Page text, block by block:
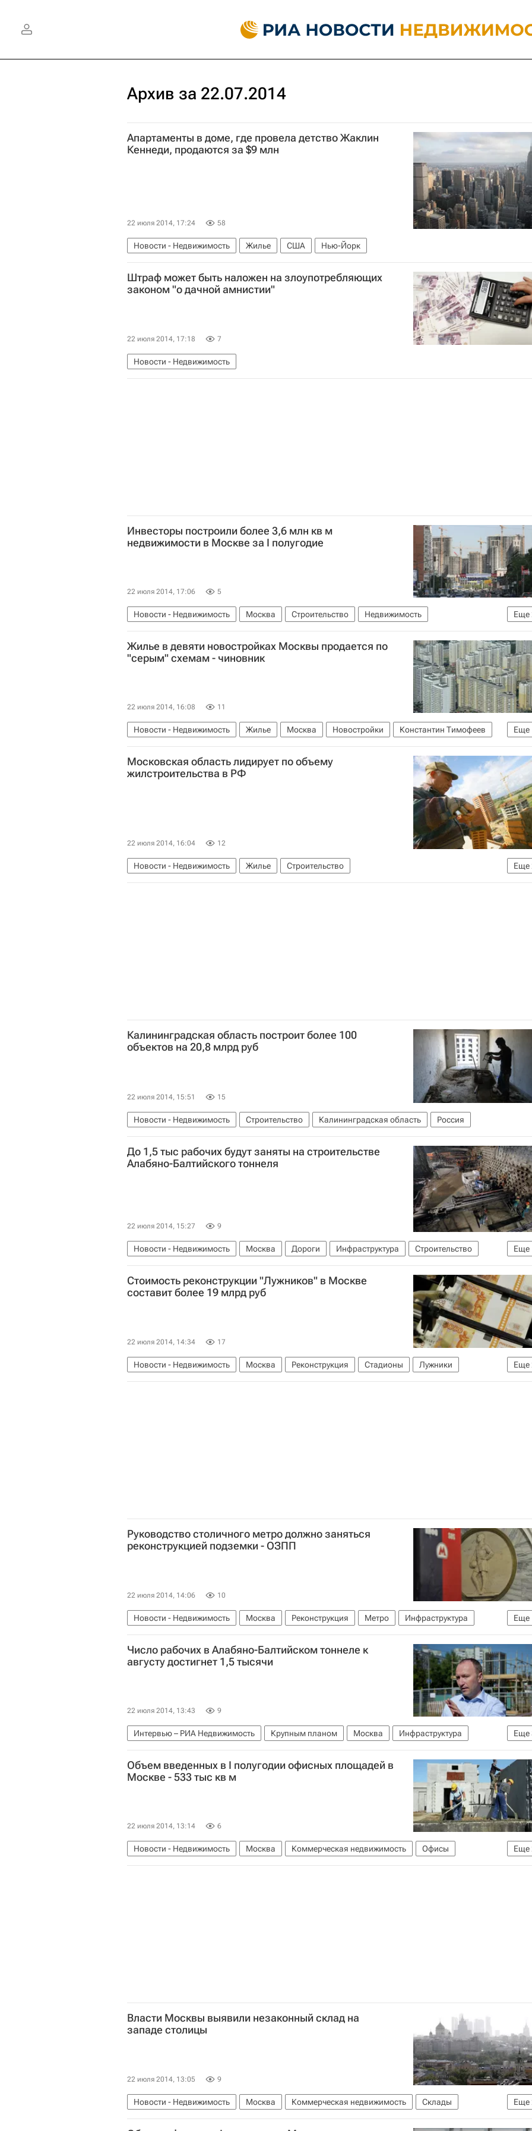
Архив за 22.07.2014
Апартаменты в доме, где провела детство Жаклин
Кеннеди, продаются за $9 млн
22 июля 2014, 17:24 58
Новости - Недвижимость Жилье США Нью-Йорк
Штраф может быть наложен на злоупотребляющих
законом "о дачной амнистии"
22 июля 2014, 17:18 7
Новости - Недвижимость
Инвесторы построили более 3,6 млн кв м
недвижимости в Москве за I полугодие
22 июля 2014, 17:06 5
Еще
Новости - Недвижимость Москва Строительство
Недвижимость
Константин Тимофеев
Россия
Жилье в девяти новостройках Москвы продается по
"серым" схемам - чиновник
22 июля 2014, 16:08 11
Еще
Новости - Недвижимость Жилье Москва Новостройки
Константин Тимофеев
Россия
Московская область лидирует по объему
жилстроительства в РФ
22 июля 2014, 16:04 12
Еще
Новости - Недвижимость Жилье
Строительство
Московская область (Подмосковье)
Россия
Калининградская область построит более 100
объектов на 20,8 млрд руб
22 июля 2014, 15:51 15
Новости - Недвижимость Строительство Калининградская область Россия
До 1,5 тыс рабочих будут заняты на строительстве
Алабяно-Балтийского тоннеля
22 июля 2014, 15:27 9
Еще
Новости - Недвижимость Москва Дороги Инфраструктура
Строительство
Россия
Стоимость реконструкции "Лужников" в Москве
составит более 19 млрд руб
22 июля 2014, 14:34 17
Еще
Новости - Недвижимость Москва Реконструкция Стадионы
Лужники
Реконструкция "Лужников"
Россия
Руководство столичного метро должно заняться
реконструкцией подземки - ОЗПП
22 июля 2014, 14:06 10
Еще
Новости - Недвижимость Москва Реконструкция Метро
Инфраструктура
Россия
Число рабочих в Алабяно-Балтийском тоннеле к
августу достигнет 1,5 тысячи
22 июля 2014, 13:43 9
Еще
Интервью – РИА Недвижимость Крупным планом Москва
Инфраструктура
Андрей Бочкарев
Строительство Россия
Объем введенных в I полугодии офисных площадей в
Москве - 533 тыс кв м
22 июля 2014, 13:14 6
Еще
Новости - Недвижимость Москва Коммерческая недвижимость
Офисы
Строительство
Россия
Власти Москвы выявили незаконный склад на
западе столицы
22 июля 2014, 13:05 9
Еще
Новости - Недвижимость Москва Коммерческая недвижимость
Склады
Нарушения
Россия